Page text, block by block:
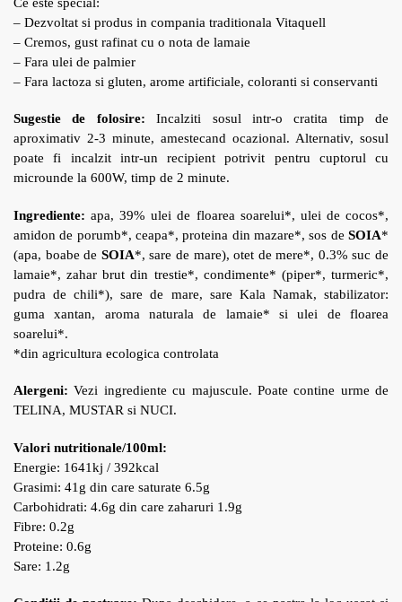
– Dezvoltat si produs in compania traditionala Vitaquell
– Cremos, gust rafinat cu o nota de lamaie
– Fara ulei de palmier
– Fara lactoza si gluten, arome artificiale, coloranti si conservanti
Sugestie de folosire:
Incalziti sosul intr-o cratita timp de
aproximativ 2-3 minute, amestecand ocazional. Alternativ, sosul
poate fi incalzit intr-un recipient potrivit pentru cuptorul cu
microunde la 600W, timp de 2 minute.
Ingrediente:apa, 39% ulei de floarea soarelui*, ulei de cocos*,
amidon de porumb*, ceapa*, proteina din mazare*, sos de SOIA*
(apa, boabe de SOIA*, sare de mare), otet de mere*, 0.3% suc de
lamaie*, zahar brut din trestie*, condimente* (piper*, turmeric*,
pudra de chili*), sare de mare, sare Kala Namak, stabilizator:
guma xantan, aroma naturala de lamaie* si ulei de floarea
soarelui*.
*din agricultura ecologica controlata
Alergeni: Vezi ingrediente cu majuscule. Poate contine urme de
TELINA, MUSTAR si NUCI.
Valori nutritionale/100ml:
Energie: 1641kj / 392kcal
Grasimi: 41g din care saturate 6.5g
Carbohidrati: 4.6g din care zaharuri 1.9g
Fibre: 0.2g
Proteine: 0.6g
Sare: 1.2g